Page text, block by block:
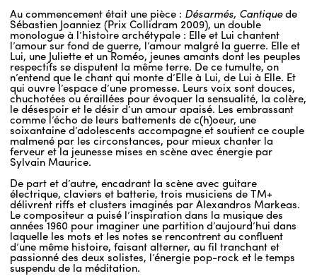
Au commencement était une pièce : Désarmés, Cantiquede
Sébastien Joanniez (Prix Collidram 2009), un double
monologue à l’histoire archétypale : Elle et Lui chantent
l’amour sur fond de guerre, l’amour malgré la guerre. Elle et
Lui, une Juliette et un Roméo, jeunes amants dont les peuples
respectifs se disputent la même terre. De ce tumulte, on
n’entend que le chant qui monte d’Elle à Lui, de Lui à Elle. Et
qui ouvre l’espace d’une promesse. Leurs voix sont douces,
chuchotées ou éraillées pour évoquer la sensualité, la colère,
le désespoir et le désir d’un amour apaisé. Les embrassant
comme l’écho de leurs battements de c(h)oeur, une
soixantaine d’adolescents accompagne et soutient ce couple
malmené par les circonstances, pour mieux chanter la
ferveur et la jeunesse mises en scène avec énergie par
Sylvain Maurice.
De part et d’autre, encadrant la scène avec guitare
électrique, claviers et batterie, trois musiciens de TM+
délivrent riffs et clusters imaginés par Alexandros Markeas.
Le compositeur a puisé l’inspiration dans la musique des
années 1960 pour imaginer une partition d’aujourd’hui dans
laquelle les mots et les notes se rencontrent au confluent
d’une même histoire, faisant alterner, au fil tranchant et
passionné des deux solistes, l’énergie pop-rock et le temps
suspendu de la méditation.